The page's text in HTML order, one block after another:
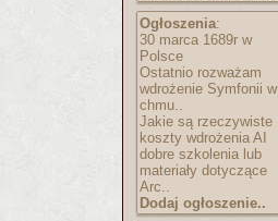
Ogłoszenia:
30 marca 1689r w
Polsce
Ostatnio rozważam
wdrożenie Symfonii w
chmu..
Jakie są rzeczywiste
koszty wdrożenia AI
dobre szkolenia lub
materiały dotyczące
Arc..
Dodaj ogłoszenie..